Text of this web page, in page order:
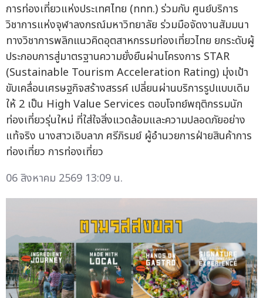
การท่องเที่ยวแห่งประเทศไทย (ททท.) ร่วมกับ ศูนย์บริการ
วิชาการแห่งจุฬาลงกรณ์มหาวิทยาลัย ร่วมมือจัดงานสัมมนา
ทางวิชาการพลิกแนวคิดอุตสาหกรรมท่องเที่ยวไทย ยกระดับผู้
ประกอบการสู่มาตรฐานความยั่งยืนผ่านโครงการ STAR
(Sustainable Tourism Acceleration Rating) มุ่งเป้า
ขับเคลื่อนเศรษฐกิจสร้างสรรค์ เปลี่ยนผ่านบริการรูปแบบเดิม
ให้ 2 เป็น High Value Services ตอบโจทย์พฤติกรรมนัก
ท่องเที่ยวรุ่นใหม่ ที่ใส่ใจสิ่งแวดล้อมและความปลอดภัยอย่าง
แท้จริง นางสาวเอิบลาภ ศรีภิรมย์ ผู้อำนวยการฝ่ายสินค้าการ
ท่องเที่ยว การท่องเที่ยว
06 สิงหาคม 2569 13:09 น.